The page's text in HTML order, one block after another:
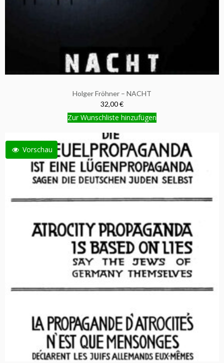
Holger Fröhner – NACHT
32,00 €
Zur Wunschliste hinzufügen
Vorschau